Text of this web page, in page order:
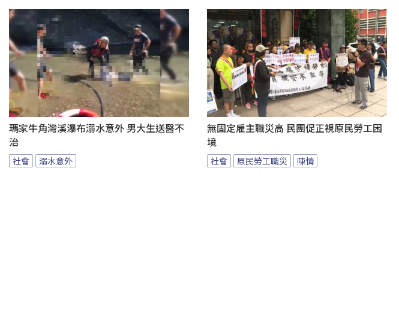
瑪家牛角灣溪瀑布溺水意外 男大生送醫不
治
社會 溺水意外
無固定雇主職災高 民團促正視原民勞工困
境
社會 原民勞工職災 陳情